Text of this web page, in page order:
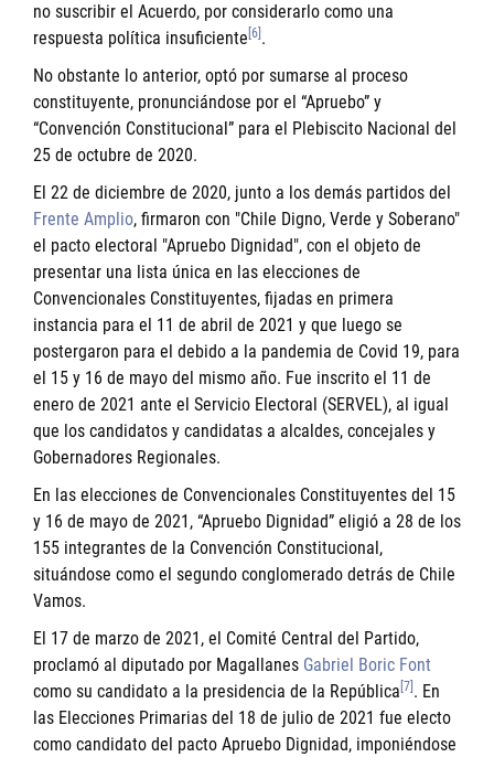
no suscribir el Acuerdo, por considerarlo como una
respuesta política insuficiente [6] .
No obstante lo anterior, optó por sumarse al proceso
constituyente, pronunciándose por el “Apruebo” y
“Convención Constitucional” para el Plebiscito Nacional del
25 de octubre de 2020.
El 22 de diciembre de 2020, junto a los demás partidos del
Frente Amplio, firmaron con "Chile Digno, Verde y Soberano"
el pacto electoral "Apruebo Dignidad", con el objeto de
presentar una lista única en las elecciones de
Convencionales Constituyentes, fijadas en primera
instancia para el 11 de abril de 2021 y que luego se
postergaron para el debido a la pandemia de Covid 19, para
el 15 y 16 de mayo del mismo año. Fue inscrito el 11 de
enero de 2021 ante el Servicio Electoral (SERVEL), al igual
que los candidatos y candidatas a alcaldes, concejales y
Gobernadores Regionales.
En las elecciones de Convencionales Constituyentes del 15
y 16 de mayo de 2021, “Apruebo Dignidad” eligió a 28 de los
155 integrantes de la Convención Constitucional,
situándose como el segundo conglomerado detrás de Chile
Vamos.
El 17 de marzo de 2021, el Comité Central del Partido,
proclamó al diputado por Magallanes Gabriel Boric Font
como su candidato a la presidencia de la República [7] . En
las Elecciones Primarias del 18 de julio de 2021 fue electo
como candidato del pacto Apruebo Dignidad, imponiéndose